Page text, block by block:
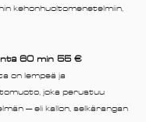
kehonhuoltomenetelmiin,
60 min 55 €
on lempeä ja
joka perustuu
– eli kallon, selkärangan